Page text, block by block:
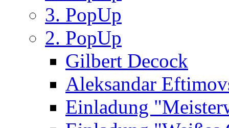
3. PopUp
2. PopUp
Gilbert Decock
Aleksandar
Einladung